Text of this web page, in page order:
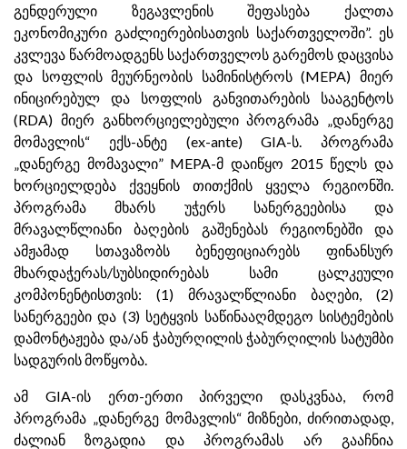
გენდერული ზეგავლენის შეფასება ქალთა
ეკონომიკური გაძლიერებისათვის საქართველოში”. ეს
კვლევა წარმოადგენს საქართველოს გარემოს დაცვისა
და სოფლის მეურნეობის სამინისტროს (MEPA) მიერ
ინიცირებულ და სოფლის განვითარების სააგენტოს
(RDA) მიერ განხორციელებული პროგრამა „დანერგე
მომავლის“ ექს-ანტე (ex-ante) GIA-ს. პროგრამა
„დანერგე მომავალი” MEPA-მ დაიწყო 2015 წელს და
ხორციელდება ქვეყნის თითქმის ყველა რეგიონში.
პროგრამა მხარს უჭერს სანერგეებისა და
მრავალწლიანი ბაღების გაშენებას რეგიონებში და
ამჟამად სთავაზობს ბენეფიციარებს ფინანსურ
მხარდაჭერას/სუბსიდირებას სამი ცალკეული
კომპონენტისთვის: (1) მრავალწლიანი ბაღები, (2)
სანერგეები და (3) სეტყვის საწინააღმდეგო სისტემების
დამონტაჟება და/ან ჭაბურღილის ჭაბურღილის სატუმბი
სადგურის მოწყობა.
ამ GIA-ის ერთ-ერთი პირველი დასკვნაა, რომ
პროგრამა „დანერგე მომავლის“ მიზნები, ძირითადად,
ძალიან ზოგადია და პროგრამას არ გააჩნია